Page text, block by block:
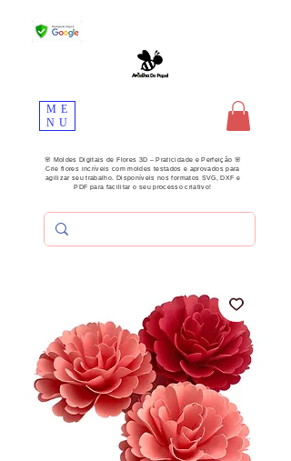
ME
NU
🌸 Moldes Digitais de Flores 3D – Praticidade e Perfeição 🌸
Crie flores incríveis com moldes testados e aprovados para
agilizar seu trabalho. Disponíveis nos formatos SVG, DXF e
PDF para facilitar o seu processo criativo!